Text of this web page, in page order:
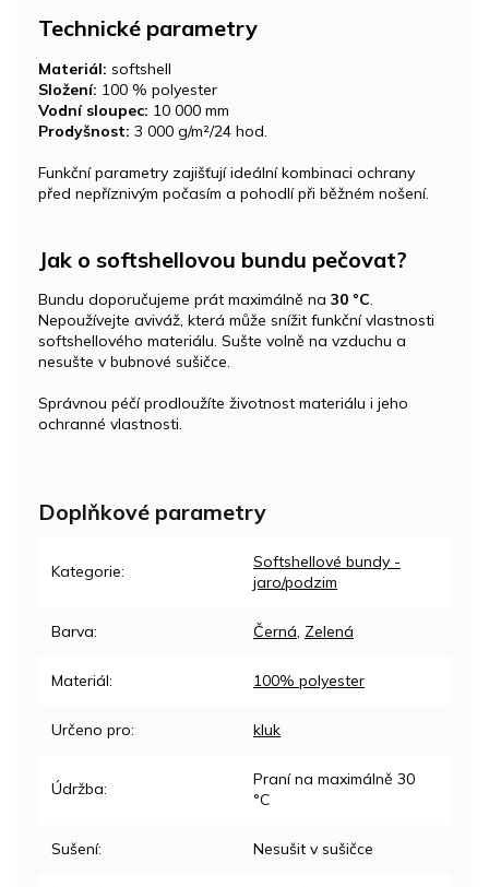
Technické parametry
Materiál: softshell
Složení: 100 % polyester
Vodní sloupec: 10 000 mm
Prodyšnost: 3 000 g/m²/24 hod.
Funkční parametry zajišťují ideální kombinaci ochrany
před nepříznivým počasím a pohodlí při běžném nošení.
Jak o softshellovou bundu pečovat?
Bundu doporučujeme prát maximálně na 30 °C.
Nepoužívejte aviváž, která může snížit funkční vlastnosti
softshellového materiálu. Sušte volně na vzduchu a
nesušte v bubnové sušičce.
Správnou péčí prodloužíte životnost materiálu i jeho
ochranné vlastnosti.
Doplňkové parametry
Kategorie:
Softshellové bundy -
jaro/podzim
Barva: Černá, Zelená
Materiál: 100% polyester
Určeno pro: kluk
Údržba:
Praní na maximálně 30
°C
Sušení: Nesušit v sušičce